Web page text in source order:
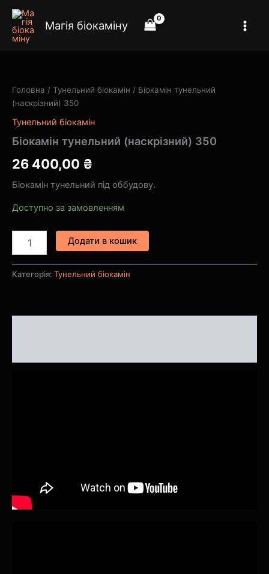
Перейти
вмісту
Магія біокаміну
Головна / Тунельний біокамін / Біокамін тунельний
(наскрізний) 350
Тунельний біокамін
Біокамін тунельний (наскрізний) 350
26 400,00 ₴
Біокамін тунельний під оббудову.
Доступно за замовленням
350
кількість
Додати в кошик
Категорія: Тунельний біокамін